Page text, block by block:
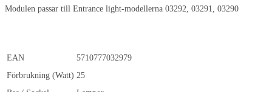
Modulen passar till Entrance light-modellerna 03292, 03291, 03290
EAN
5710777032979
Förbrukning (Watt) 25